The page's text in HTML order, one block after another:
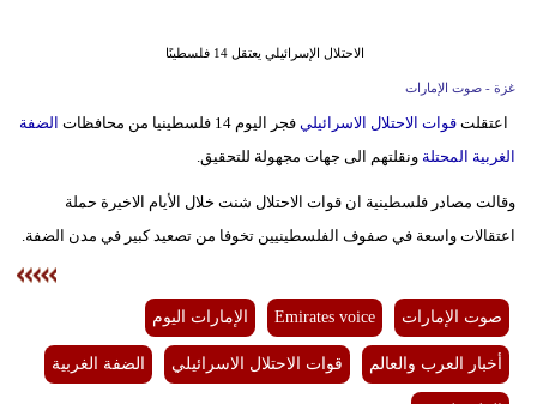
إسلامية
بيئة
أبراج
الاحتلال الإسرائيلي يعتقل 14 فلسطينًا
غزة - صوت الإمارات
اعتقلت قوات الاحتلال الاسرائيلي فجر اليوم 14 فلسطينيا من محافظات
الضفة
الغربية المحتلةونقلتهم الى جهات مجهولة للتحقيق.
وقالت مصادر فلسطينية ان قوات الاحتلال شنت خلال الأيام الاخيرة حملة
اعتقالات واسعة في صفوف الفلسطينيين تخوفا من تصعيد كبير في مدن الضفة.
صوت الإمارات Emirates voice الإمارات اليوم
أخبار العرب والعالم قوات الاحتلال الاسرائيلي الضفة الغربية